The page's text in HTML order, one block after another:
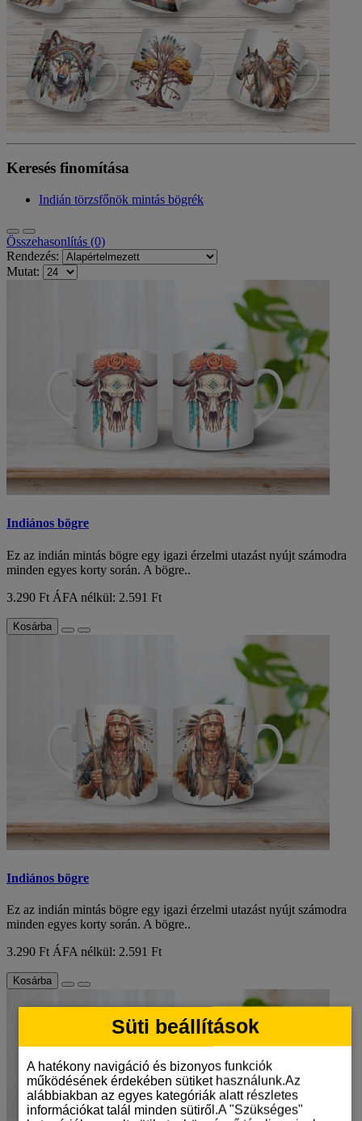
Keresés finomítása
Indián törzsfőnök mintás bögrék
Összehasonlítás (0)
Rendezés:
Mutat:
Indiános bögre
Ez az indián mintás bögre egy igazi érzelmi utazást nyújt számodra
minden egyes korty során. A bögre..
3.290 Ft ÁFA nélkül: 2.591 Ft
Kosárba
Indiános bögre
Ez az indián mintás bögre egy igazi érzelmi utazást nyújt számodra
minden egyes korty során. A bögre..
3.290 Ft ÁFA nélkül: 2.591 Ft
Kosárba
Süti beállítások
A hatékony navigáció és bizonyos funkciók
működésének érdekében sütiket használunk.Az
alábbiakban az egyes kategóriák alatt részletes
információkat talál minden sütiről.A "Szükséges"